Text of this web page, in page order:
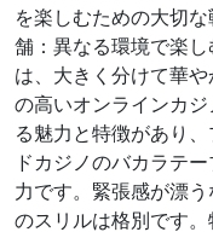
を楽しむための大切
舗：異なる環境で楽
は、大きく分けて華
の高いオンラインカ
る魅力と特徴があり
ドカジノのバカラテ
力です。緊張感が漂
のスリルは格別です